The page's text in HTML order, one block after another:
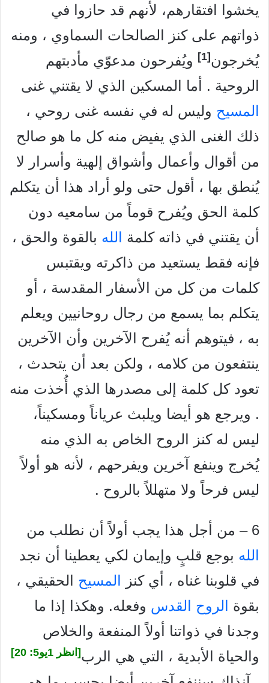
يخشوا افتقارهم، لأنهم قد حازوا في
ذواتهم على كنز الصالحات السماوي ، ومنه
يُخرجون [1]
ويُفرحون مدعوّي مأدبتهم
الروحية . أما المسكين الذي لا يقتني غنى
المسيح وليس له في نفسه غنی روحي ،
ذلك الغنى الذي يفيض منه كل ما هو صالح
من أقوال وأعمال وأشواق إلهية وأسرار لا
يُنطق بها ، أقول حتى ولو أراد هذا أن يتكلم
كلمة الحق ويُفرح قوماً من سامعيه دون
أن يقتني في ذاته كلمة
الله بالقوة والحق ،
فإنه فقط يستعيد من ذاكرته ويقتبس
كلمات من كل من الأسفار المقدسة ، أو
يتكلم بما يسمع من رجال روحانيين ويعلم
به ، فيتوهم أنه يُفرح الآخرين وأن الآخرين
ينتفعون من كلامه ، ولكن بعد أن يتحدث ،
تعود كل كلمة إلى مصدرها الذي أُخذت منه
. ويرجع هو أيضا ويلبث عرياناً ومسكيناً،
ليس له كنز الروح الخاص به الذي منه
يُخرج وينفع آخرين ويفرحهم ، لأنه هو أولاً
ليس فرحاً ولا متهللاً بالروح .
6 – من أجل هذا يجب أولاً أن نطلب من
الله بوجع قلبٍ وإيمان لكي يعطينا أن نجد
في قلوبنا غناه ، أي كنز
المسيح الحقيقي ،
بقوة
الروح القدس وفعله. وهكذا إذا ما
وجدنا في ذواتنا أولاً المنفعة والخلاص
والحياة الأبدية ، التي هي الرب [انظر 1يو5: 20]